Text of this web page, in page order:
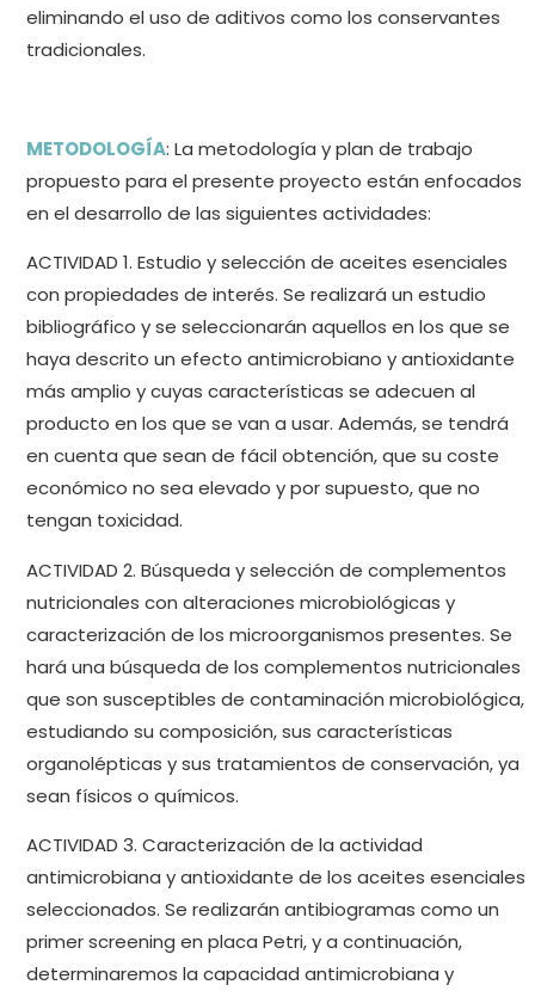
eliminando el uso de aditivos como los conservantes
tradicionales.
METODOLOGÍA: La metodología y plan de trabajo
propuesto para el presente proyecto están enfocados
en el desarrollo de las siguientes actividades:
ACTIVIDAD 1. Estudio y selección de aceites esenciales
con propiedades de interés. Se realizará un estudio
bibliográfico y se seleccionarán aquellos en los que se
haya descrito un efecto antimicrobiano y antioxidante
más amplio y cuyas características se adecuen al
producto en los que se van a usar. Además, se tendrá
en cuenta que sean de fácil obtención, que su coste
económico no sea elevado y por supuesto, que no
tengan toxicidad.
ACTIVIDAD 2. Búsqueda y selección de complementos
nutricionales con alteraciones microbiológicas y
caracterización de los microorganismos presentes. Se
hará una búsqueda de los complementos nutricionales
que son susceptibles de contaminación microbiológica,
estudiando su composición, sus características
organolépticas y sus tratamientos de conservación, ya
sean físicos o químicos.
ACTIVIDAD 3. Caracterización de la actividad
antimicrobiana y antioxidante de los aceites esenciales
seleccionados. Se realizarán antibiogramas como un
primer screening en placa Petri, y a continuación,
determinaremos la capacidad antimicrobiana y